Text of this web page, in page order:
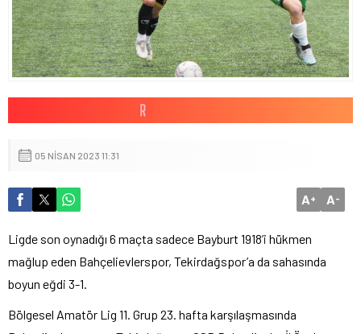
05 NISAN 2023 11:31
A+ A-
Ligde son oynadığı 6 maçta sadece Bayburt 1918’i hükmen
mağlup eden Bahçelievlerspor, Tekirdağspor’a da sahasında
boyun eğdi 3-1.
Bölgesel Amatör Lig 11. Grup 23. hafta karşılaşmasında